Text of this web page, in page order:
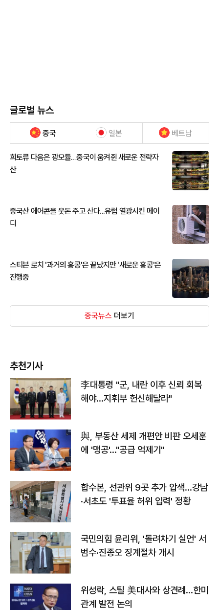
글로벌 뉴스
중국 일본 베트남
희토류 다음은 광모듈…중국이 움켜쥔 새로운 전략자
산
중국산 에어콘을 웃돈 주고 산다...유럽 열광시킨 메이
디
스티븐 로치 '과거의 홍콩'은 끝났지만 '새로운 홍콩'은
진행중
중국뉴스 더보기
추천기사
李대통령 "군, 내란 이후 신뢰 회복
해야…지휘부 헌신해달라"
與, 부동산 세제 개편안 비판 오세훈
에 '맹공'…"공급 억제기"
합수본, 선관위 9곳 추가 압색…강남
·서초도 '투표율 허위 입력' 정황
국민의힘 윤리위, '돌려차기 실언' 서
범수·진종오 징계절차 개시
위성락, 스틸 美대사와 상견례…한미
관계 발전 논의